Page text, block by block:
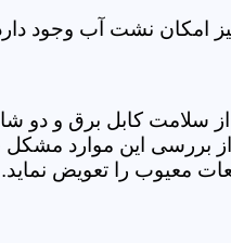
امکان نشت آب وجود
کابل برق و دو
این موارد مشکل
معیوب را تعویض نماید.